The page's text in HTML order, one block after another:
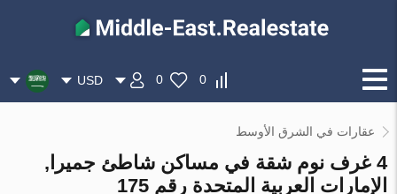
0
0
USD
عقارات في الشرق الأوسط
4 غرف نوم شقة في مساكن شاطئ جميرا,
الإمارات العربية المتحدة رقم 175